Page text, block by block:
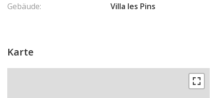
Gebäude:
Villa les Pins
Karte